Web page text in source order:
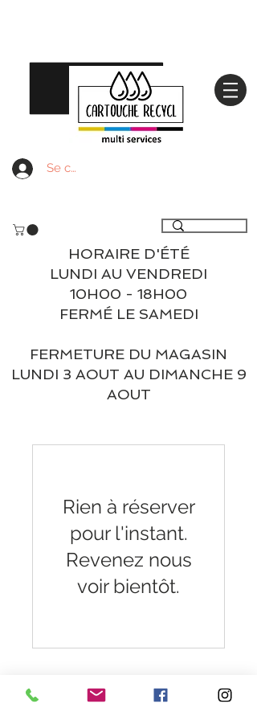
Se connecter
HORAIRE D'ÉTÉ
LUNDI AU VENDREDI
10H00 - 18H00
FERMÉ LE SAMEDI
FERMETURE DU MAGASIN
LUNDI 3 AOUT AU DIMANCHE 9
AOUT
Rien à réserver
pour l'instant.
Revenez nous
voir bientôt.
Heures d'ouverture